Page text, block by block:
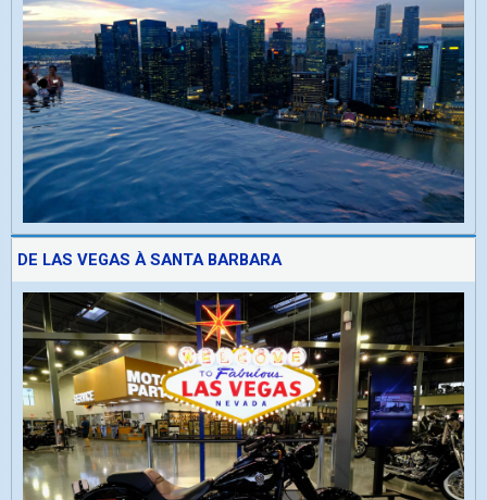
DE LAS VEGAS À SANTA BARBARA